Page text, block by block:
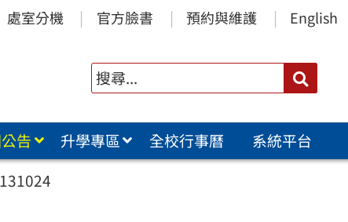
處室分機 官方臉書 預約與維護 English
搜
尋：
告 升學專區 全校行事曆
系統平台